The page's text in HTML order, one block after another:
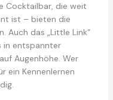
Cocktailbar, die weit
ist – bieten die
Auch das „Little Link“
in entspannter
Augenhöhe. Wer
ein Kennenlernen